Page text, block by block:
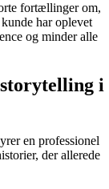
fortællinger om,
har oplevet
og minder alle
i
en professionel
der allerede